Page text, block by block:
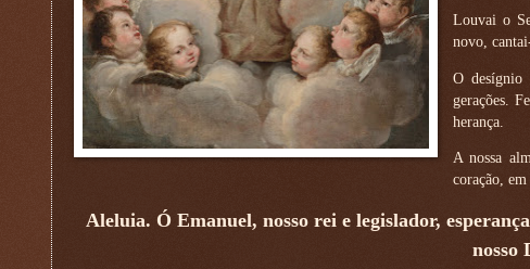
Louvai o
novo,
O desígnio
gerações.
herança.
A nossa
coração,
Aleluia. Ó Emanuel, nosso rei e legislador,
nosso